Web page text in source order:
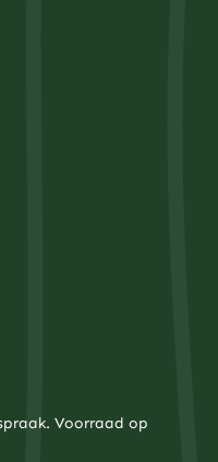
Voorraad op